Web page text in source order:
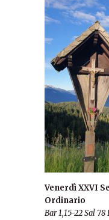
Venerdì XXVI
Ordinario
Bar 1,15-22 Sal 78